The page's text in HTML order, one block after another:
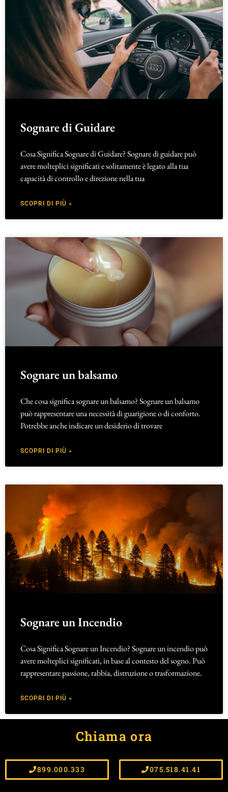
Sognare di Guidare
Cosa Significa Sognare di Guidare? Sognare di guidare può
avere molteplici significati e solitamente è legato alla tua
capacità di controllo e direzione nella tua
SCOPRI DI PIÙ »
Sognare un balsamo
Che cosa significa sognare un balsamo? Sognare un balsamo
può rappresentare una necessità di guarigione o di conforto.
Potrebbe anche indicare un desiderio di trovare
SCOPRI DI PIÙ »
Sognare un Incendio
Cosa Significa Sognare un Incendio? Sognare un incendio può
avere molteplici significati, in base al contesto del sogno. Può
rappresentare passione, rabbia, distruzione o trasformazione.
SCOPRI DI PIÙ »
Chiama ora
899.000.333 075.518.41.41